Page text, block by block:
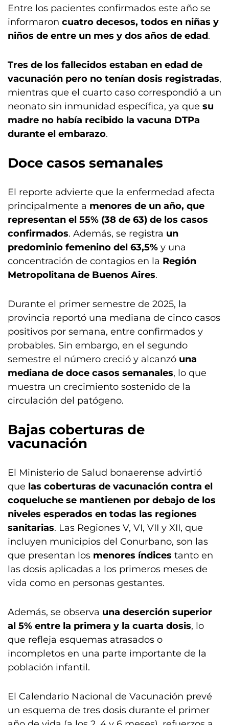
Entre los pacientes confirmados este año se
informaron cuatro decesos, todos en niñas y
niños de entre un mes y dos años de edad.
Tres de los fallecidos estaban en edad de
vacunación pero no tenían dosis registradas,
mientras que el cuarto caso correspondió a un
neonato sin inmunidad específica, ya que su
madre no había recibido la vacuna DTPa
durante el embarazo.
Doce casos semanales
El reporte advierte que la enfermedad afecta
principalmente a menores de un año, que
representan el 55% (38 de 63) de los casos
confirmados. Además, se registra un
predominio femenino del 63,5% y una
concentración de contagios en la Región
Metropolitana de Buenos Aires.
Durante el primer semestre de 2025, la
provincia reportó una mediana de cinco casos
positivos por semana, entre confirmados y
probables. Sin embargo, en el segundo
semestre el número creció y alcanzó una
mediana de doce casos semanales, lo que
muestra un crecimiento sostenido de la
circulación del patógeno.
Bajas coberturas de
vacunación
El Ministerio de Salud bonaerense advirtió
que las coberturas de vacunación contra el
coqueluche se mantienen por debajo de los
niveles esperados en todas las regiones
sanitarias. Las Regiones V, VI, VII y XII, que
incluyen municipios del Conurbano, son las
que presentan los menores índices tanto en
las dosis aplicadas a los primeros meses de
vida como en personas gestantes.
Además, se observa una deserción superior
al 5% entre la primera y la cuarta dosis, lo
que refleja esquemas atrasados o
incompletos en una parte importante de la
población infantil.
El Calendario Nacional de Vacunación prevé
un esquema de tres dosis durante el primer